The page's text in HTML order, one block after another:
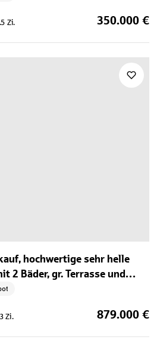
Zi. 350.000 €
hochwertige sehr helle
2 Bäder, gr. Terrasse und
Prenzlauer Berg
3 Zi. 879.000 €